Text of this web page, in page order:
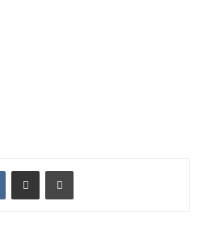
VKontakteShare via Email Print